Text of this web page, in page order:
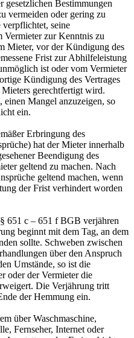
gesetzlichen Bestimmungen
vermeiden oder gering zu
verpflichtet, seine
Vermieter zur Kenntnis zu
Mieter, vor der Kündigung des
Frist zur Abhilfeleistung
ist oder vom Vermieter
Kündigung des Vertrages
Mieters gerechtfertigt wird.
einen Mangel anzuzeigen, so
ein.
Erbringung des
hat der Mieter innerhalb
Beendigung des
geltend zu machen. Nach
geltend machen, wenn
der Frist verhindert worden
651 c – 651 f BGB verjähren
beginnt mit dem Tag, an dem
sollte. Schweben zwischen
über den Anspruch
Umstände, so ist die
oder der Vermieter die
Die Verjährung tritt
der Hemmung ein.
über Waschmaschine,
Fernseher, Internet oder